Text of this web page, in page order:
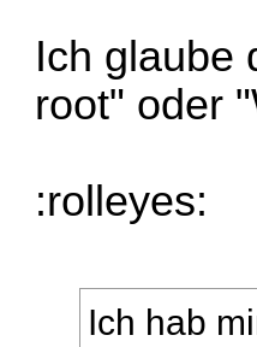
Ich glaube
root" oder
:rolleyes:
Ich hab